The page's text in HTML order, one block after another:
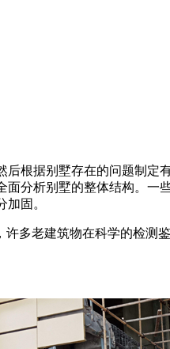
根据别墅存在的问题制
分析别墅的整体结构。
固。
多老建筑物在科学的检